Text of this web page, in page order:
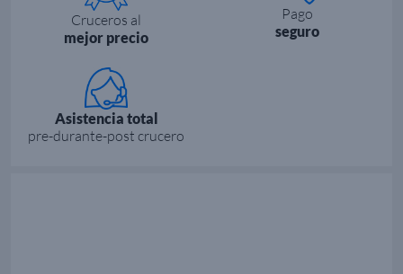
Cruceros al
mejor precio
Pago
seguro
Asistencia total
pre-durante-post crucero